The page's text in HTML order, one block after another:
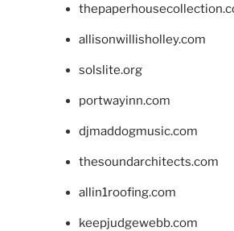
allisonwillisholley.com
solslite.org
portwayinn.com
djmaddogmusic.com
thesoundarchitects.com
allin1roofing.com
keepjudgewebb.com